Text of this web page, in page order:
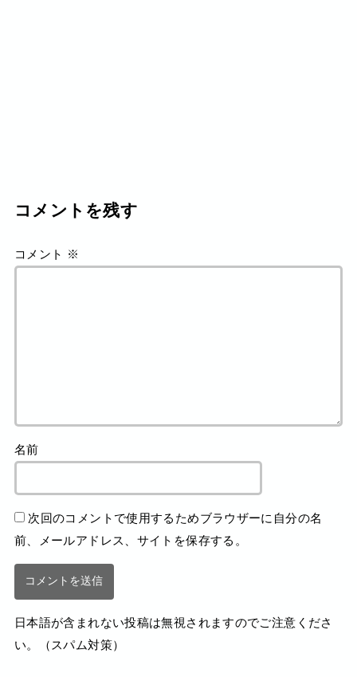
コメントを残す
コメント ※
名前
次回のコメントで使用するためブラウザーに自分の名
前、メールアドレス、サイトを保存する。
日本語が含まれない投稿は無視されますのでご注意くださ
い。（スパム対策）